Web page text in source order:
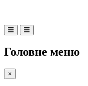
Головне меню
×